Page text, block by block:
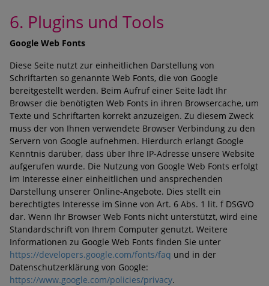
6. Plugins und Tools
Google Web Fonts
Diese Seite nutzt zur einheitlichen Darstellung von
Schriftarten so genannte Web Fonts, die von Google
bereitgestellt werden. Beim Aufruf einer Seite lädt Ihr
Browser die benötigten Web Fonts in ihren Browsercache, um
Texte und Schriftarten korrekt anzuzeigen. Zu diesem Zweck
muss der von Ihnen verwendete Browser Verbindung zu den
Servern von Google aufnehmen. Hierdurch erlangt Google
Kenntnis darüber, dass über Ihre IP-Adresse unsere Website
aufgerufen wurde. Die Nutzung von Google Web Fonts erfolgt
im Interesse einer einheitlichen und ansprechenden
Darstellung unserer Online-Angebote. Dies stellt ein
berechtigtes Interesse im Sinne von Art. 6 Abs. 1 lit. f DSGVO
dar. Wenn Ihr Browser Web Fonts nicht unterstützt, wird eine
Standardschrift von Ihrem Computer genutzt. Weitere
Informationen zu Google Web Fonts finden Sie unter
https://developers.google.com/fonts/faq und in der
Datenschutzerklärung von Google:
https://www.google.com/policies/privacy.